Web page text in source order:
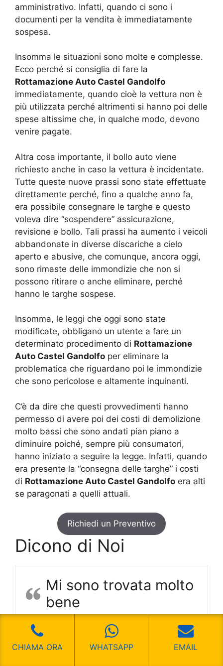
amministrativo. Infatti, quando ci sono i
documenti per la vendita è immediatamente
sospesa.
Insomma le situazioni sono molte e complesse.
Ecco perché si consiglia di fare la
Rottamazione Auto Castel Gandolfo
immediatamente, quando cioè la vettura non è
più utilizzata perché altrimenti si hanno poi delle
spese altissime che, in qualche modo, devono
venire pagate.
Altra cosa importante, il bollo auto viene
richiesto anche in caso la vettura è incidentate.
Tutte queste nuove prassi sono state effettuate
direttamente perché, fino a qualche anno fa,
era possibile consegnare le targhe e questo
voleva dire “sospendere” assicurazione,
revisione e bollo. Tali prassi ha aumento i veicoli
abbandonate in diverse discariche a cielo
aperto e abusive, che comunque, ancora oggi,
sono rimaste delle immondizie che non si
possono ritirare o anche eliminare, perché
hanno le targhe sospese.
Insomma, le leggi che oggi sono state
modificate, obbligano un utente a fare un
determinato procedimento di Rottamazione
Auto Castel Gandolfo per eliminare la
problematica che riguardano poi le immondizie
che sono pericolose e altamente inquinanti.
C’è da dire che questi provvedimenti hanno
permesso di avere poi dei costi di demolizione
molto bassi che sono andati pian piano a
diminuire poiché, sempre più consumatori,
hanno iniziato a seguire la legge. Infatti, quando
era presente la “consegna delle targhe” i costi
di Rottamazione Auto Castel Gandolfo era alti
se paragonati a quelli attuali.
Richiedi un Preventivo
Dicono di Noi
Mi sono trovata molto
bene
Mi sono trovata molto bene
Francesca
CHIAMA ORA
WHATSAPP EMAIL